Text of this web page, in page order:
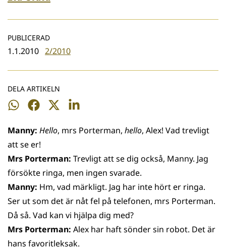
PUBLICERAD
1.1.2010 2/2010
DELA ARTIKELN
Dela
WhatsApp
Dela
Facebook
Dela
Twitter
Dela
LinkedIn
Manny: Hello, mrs Porterman, hello, Alex! Vad trevligt
att se er!
Mrs Porterman: Trevligt att se dig också, Manny. Jag
försökte ringa, men ingen svarade.
Manny: Hm, vad märkligt. Jag har inte hört er ringa.
Ser ut som det är nåt fel på telefonen, mrs Porterman.
Då så. Vad kan vi hjälpa dig med?
Mrs Porterman: Alex har haft sönder sin robot. Det är
hans favoritleksak.